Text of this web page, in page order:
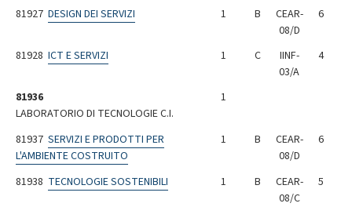
81927 DESIGN DEI SERVIZI 1 B
CEAR-
08/D
6
81928 ICT E SERVIZI 1 C
IINF-
03/A
4
81936
LABORATORIO DI TECNOLOGIE C.I.
1
81937 SERVIZI E PRODOTTI PER
L'AMBIENTE COSTRUITO
1 B
CEAR-
08/D
6
81938 TECNOLOGIE SOSTENIBILI 1 B
CEAR-
08/C
5